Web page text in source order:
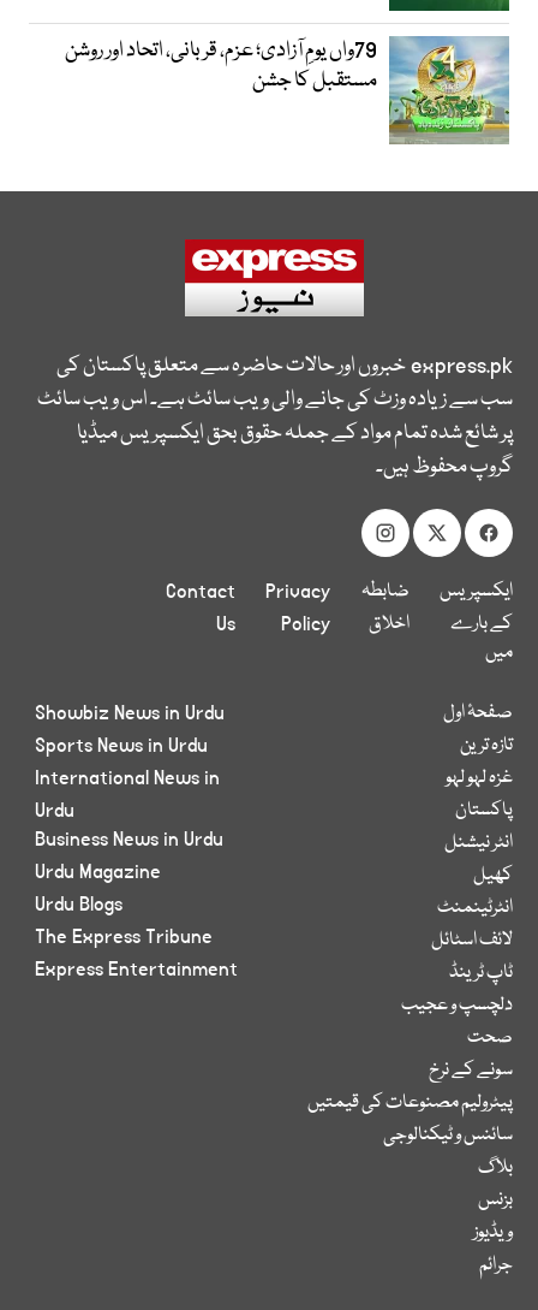
79واں یومِ آزادی؛ عزم، قربانی، اتحاد اور روشن
مستقبل کا جشن
express.pkخبروں اور حالات حاضرہ سے متعلق پاکستان کی
سب سے زیادہ وزٹ کی جانے والی ویب سائٹ ہے۔ اس ویب سائٹ
پر شائع شدہ تمام مواد کے جملہ حقوق بحق ایکسپریس میڈیا
گروپ محفوظ ہیں۔
ایکسپریس
کے بارے
میں
ضابطہ
اخلاق
Privacy
Policy
Contact
Us
صفحۂ اول
تازہ ترین
غزہ لہو لہو
پاکستان
انٹر نیشنل
کھیل
انٹرٹینمنٹ
لائف اسٹائل
ٹاپ ٹرینڈ
دلچسپ و عجیب
صحت
سونے کے نرخ
پیٹرولیم مصنوعات کی قیمتیں
سائنس و ٹیکنالوجی
بلاگ
بزنس
ویڈیوز
جرائم
Showbiz News in Urdu
Sports News in Urdu
International News in
Urdu
Business News in Urdu
Urdu Magazine
Urdu Blogs
The Express Tribune
Express Entertainment